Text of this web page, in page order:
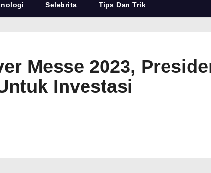
Selebrita Tips Dan Trik
Messe 2023,
Investasi